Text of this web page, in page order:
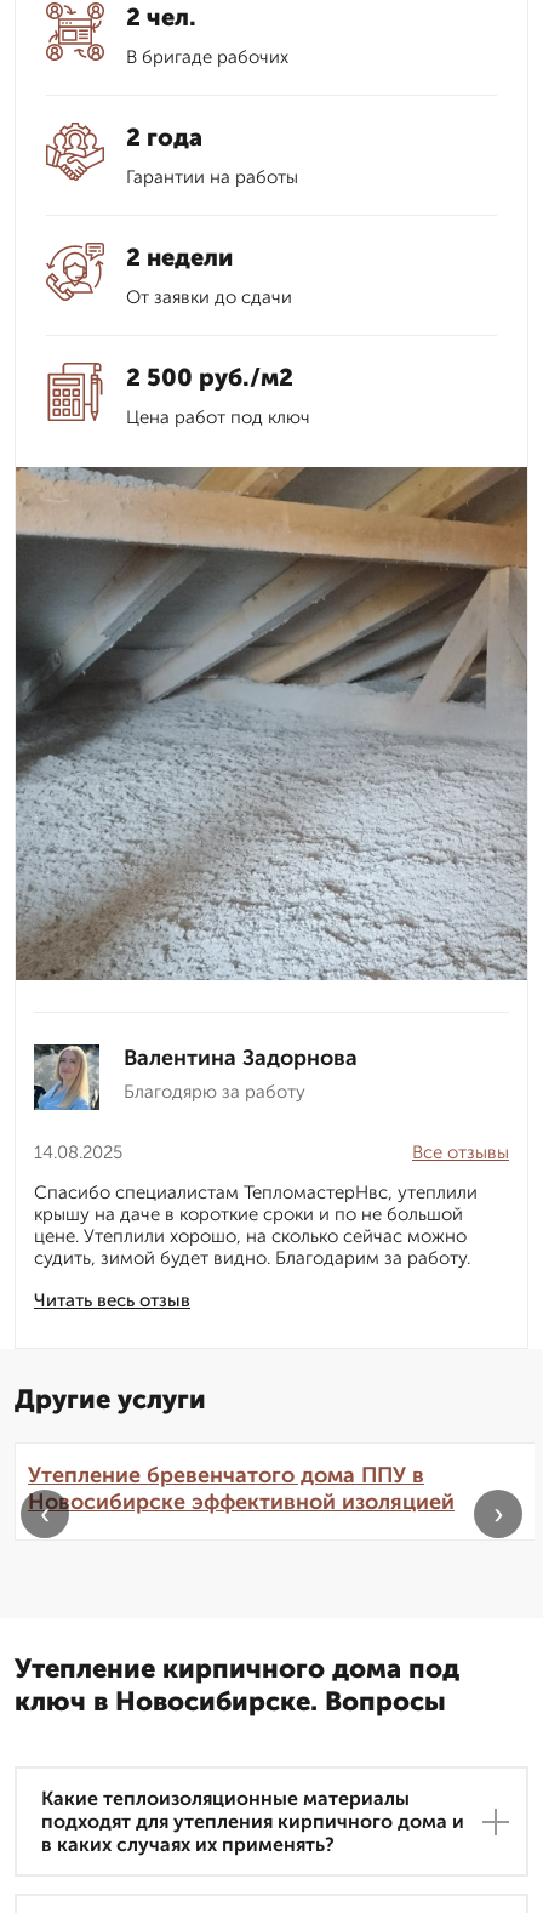
2 чел.
В бригаде рабочих
2 года
Гарантии на работы
2 недели
От заявки до сдачи
2 500 руб./м2
Цена работ под ключ
Валентина Задорнова
Благодярю за работу
14.08.2025
Читать весь отзыв
Все отзывы
Спасибо специалистам ТепломастерНвс, утеплили
крышу на даче в короткие сроки и по не большой
цене. Утеплили хорошо, на сколько сейчас можно
судить, зимой будет видно. Благодарим за работу.
Другие услуги
Утепление бревенчатого дома ППУ в
Новосибирске эффективной изоляцией
‹ ›
Утепление кирпичного дома под
ключ в Новосибирске. Вопросы
Какие теплоизоляционные материалы
подходят для утепления кирпичного дома и
в каких случаях их применять?